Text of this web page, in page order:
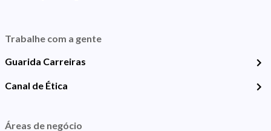
Trabalhe com a gente
Guarida Carreiras
Canal de Ética
Áreas de negócio